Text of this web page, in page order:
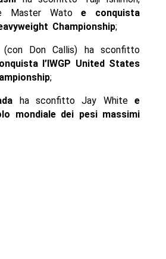
Master Watoe conquista
Championship;
(con Don Callis) ha sconfitto
l’IWGP United States
;
ha sconfitto Jay Whitee
mondiale dei pesi massimi